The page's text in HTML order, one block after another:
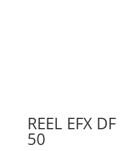
REEL EFX DF
50